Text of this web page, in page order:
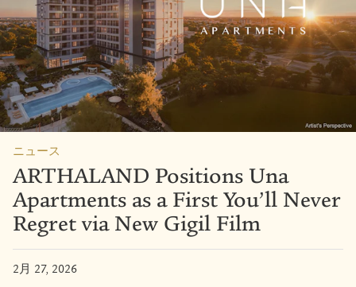
ニュース
ARTHALAND Positions Una
Apartments as a First You’ll Never
Regret via New Gigil Film
2月 27, 2026